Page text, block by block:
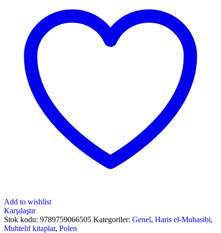
Add to wishlist
Karşılaştır
Stok kodu: 9789759066505 Kategoriler: Genel, Haris el-Muhasibi,
Muhtelif kitaplar, Polen